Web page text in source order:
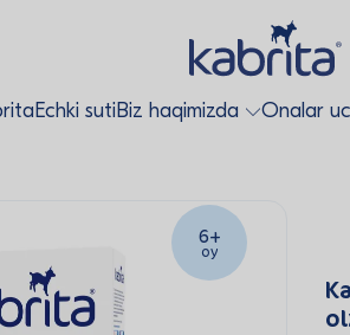
Echki sutiBiz haqimizda Onalar
6+
oy